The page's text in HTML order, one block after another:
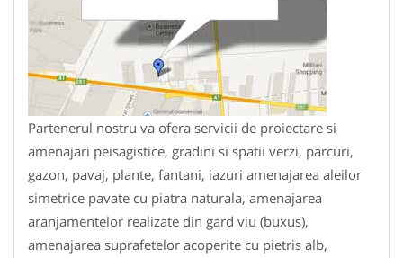
Partenerul nostru va ofera servicii de proiectare si
amenajari peisagistice, gradini si spatii verzi, parcuri,
gazon, pavaj, plante, fantani, iazuri amenajarea aleilor
simetrice pavate cu piatra naturala, amenajarea
aranjamentelor realizate din gard viu (buxus),
amenajarea suprafetelor acoperite cu pietris alb,